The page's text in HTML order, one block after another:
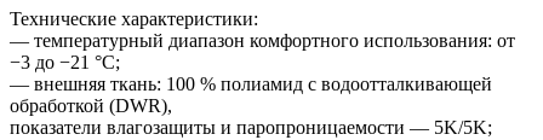
Технические характеристики:
— температурный диапазон комфортного использования: от
−3 до −21 °C;
— внешняя ткань: 100 % полиамид с водоотталкивающей
обработкой (DWR),
показатели влагозащиты и паропроницаемости — 5K/5K;